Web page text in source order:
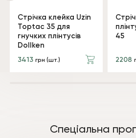
Стрічка клейка Uzin
Toptac 35 для
гнучких плінтусів
Dollken
3413 грн (шт.)
45
2208
Спеціальна